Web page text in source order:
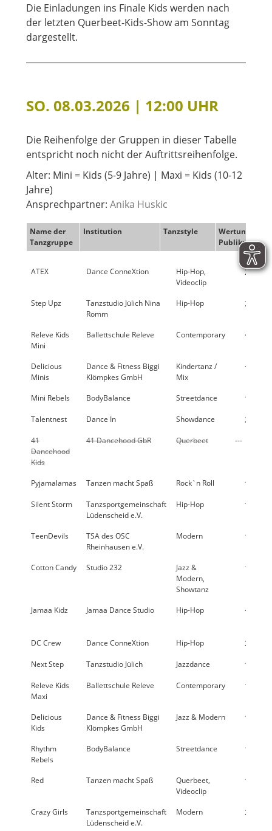
Die Einladungen ins Finale Kids werden nach
der letzten Querbeet-Kids-Show am Sonntag
dargestellt.
SO. 08.03.2026 | 12:00 UHR
Die Reihenfolge der Gruppen in dieser Tabelle
entspricht noch nicht der Auftrittsreihenfolge.
Alter: Mini = Kids (5-9 Jahre) | Maxi = Kids (10-12
Jahre)
Ansprechpartner: Anika Huskic
Name der
Tanzgruppe
Institution Tanzstyle
Wertung
Publikum
Tanzgruppe
Wertung
Publikum
ATEX Dance ConneXtion
Hip-Hop,
Videoclip
29,1 %
Step Upz
Tanzstudio Jülich Nina
Romm
Hip-Hop 25,1 %
Releve Kids
Mini
Ballettschule Releve Contemporary < 10 %
Delicious
Minis
Dance & Fitness Biggi
Klömpkes GmbH
Kindertanz /
Mix
< 10 %
Mini Rebels BodyBalance Streetdance 11,9 %
Talentnest Dance In Showdance 24,4 %
41
Dancehood
Kids
41 Dancehood GbR Querbeet ---
Pyjamalamas Tanzen macht Spaß Rock`n Roll 16,2 %
Silent Storm
Tanzsportgemeinschaft
Lüdenscheid e.V.
Hip-Hop 11,7 %
TeenDevils
TSA des OSC
Rheinhausen e.V.
Modern 18,7 %
Cotton Candy Studio 232
Jazz &
Modern,
Showtanz
18,7 %
Jamaa Kidz Jamaa Dance Studio Hip-Hop
< 10 %
DC Crew Dance ConneXtion Hip-Hop 22,5 %
Next Step Tanzstudio Jülich Jazzdance 17,4 %
Releve Kids
Maxi
Ballettschule Releve Contemporary 10,1 %
Delicious
Kids
Dance & Fitness Biggi
Klömpkes GmbH
Jazz & Modern 11,3 %
Rhythm
Rebels
BodyBalance Streetdance 17,2 %
Red Tanzen macht Spaß
Querbeet,
Videoclip
16,0 %
Crazy Girls
Tanzsportgemeinschaft
Lüdenscheid e.V.
Modern 24,6 %